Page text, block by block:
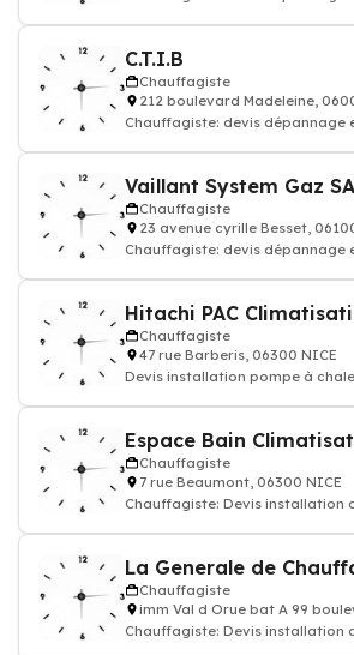
C.T.I.B
Chauffagiste
212 boulevard Madeleine,
Chauffagiste: devis
Vaillant System Gaz
Chauffagiste
23 avenue cyrille Besset,
Chauffagiste: devis
Hitachi PAC
Chauffagiste
47 rue Barberis, 06300 NICE
Devis installation pompe à
Espace Bain
Chauffagiste
7 rue Beaumont, 06300 NICE
Chauffagiste: Devis installation
La Generale de
Chauffagiste
imm Val d Orue bat A 99
Chauffagiste: Devis installation